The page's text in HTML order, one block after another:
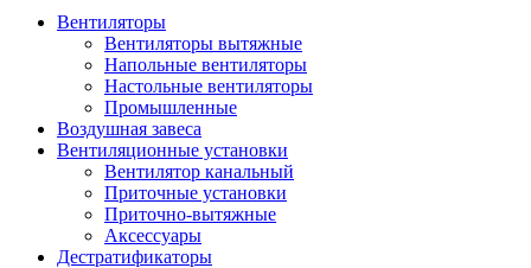
Вентиляторы
Вентиляторы вытяжные
Напольные вентиляторы
Настольные вентиляторы
Промышленные
Воздушная завеса
Вентиляционные установки
Вентилятор канальный
Приточные установки
Приточно-вытяжные
Аксессуары
Дестратификаторы